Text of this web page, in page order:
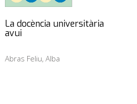
La docència universitària
avui
Abras Feliu, Alba